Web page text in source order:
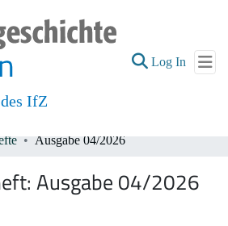
IfZ
Log In (current)
Ausgabe 04/2026
Ausgabe 04/2026